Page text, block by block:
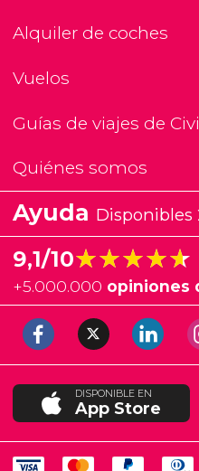
Alquiler de coches
Vuelos
Guías de viajes de
Quiénes somos
Ayuda Disponibles
9,1/10★★★★★
★★★★★
+5.000.000 opiniones
DISPONIBLE EN
App Store